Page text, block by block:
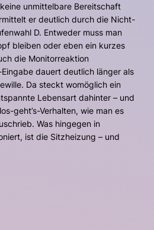
unmittelbare Bereitschaft
er deutlich durch die Nicht-
D. Entweder muss man
bleiben oder eben ein kurzes
die Monitorreaktion
dauert deutlich länger als
Da steckt womöglich ein
Lebensart dahinter – und
geht’s-Verhalten, wie man es
Was hingegen in
ist die Sitzheizung – und